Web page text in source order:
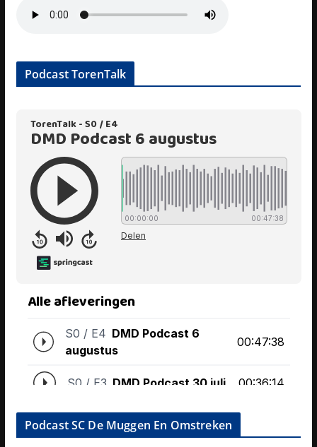
Podcast TorenTalk
Podcast SC De Muggen En Omstreken